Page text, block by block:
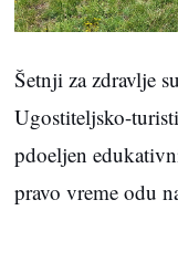
Šetnji za zdravlje
Ugostiteljsko-
pdoeljen
pravo vreme odu